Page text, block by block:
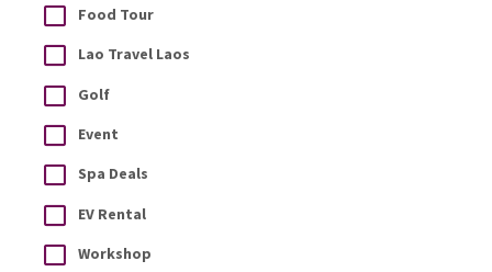
Food Tour
Lao Travel Laos
Golf
Event
Spa Deals
EV Rental
Workshop